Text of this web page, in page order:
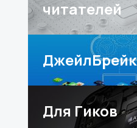
читателей
ДжейлБрейк
Для Гиков